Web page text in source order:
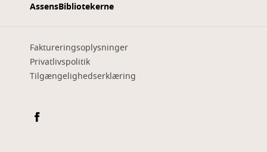
AssensBibliotekerne
Faktureringsoplysninger
Privatlivspolitik
Tilgængelighedserklæring